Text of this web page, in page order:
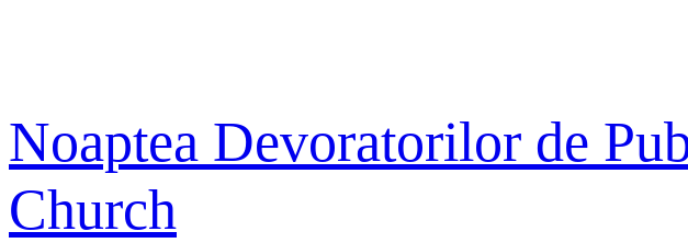
Noaptea Devoratorilor de
Church